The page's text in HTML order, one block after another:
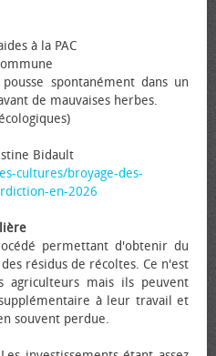
à la PAC
spontanément dans un
de mauvaises herbes.
Bidault
cultures/broyage-des-
en-2026
permettant d'obtenir du
résidus de récoltes. Ce n'est
mais ils peuvent
à leur travail et
souvent perdue.